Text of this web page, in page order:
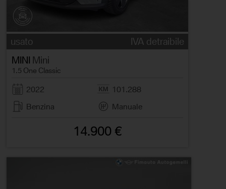
usato
IVA detraibile
MINI
Mini
1.5 One Classic
2022
101.288
Benzina
Manuale
14.900 €